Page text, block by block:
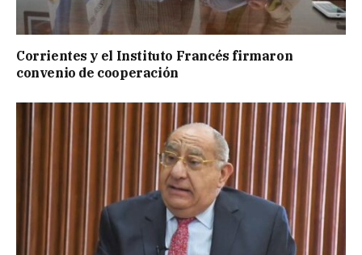
Corrientes y el Instituto Francés firmaron
convenio de cooperación